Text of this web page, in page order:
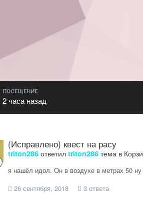
ПОСЕЩЕНИЕ
2 часа назад
(Исправлено) квест на расу
triton286ответил triton286тема в
я нашёл идол. Он в воздухе в метрах 50 ну
26 сентября, 2018
3 ответа